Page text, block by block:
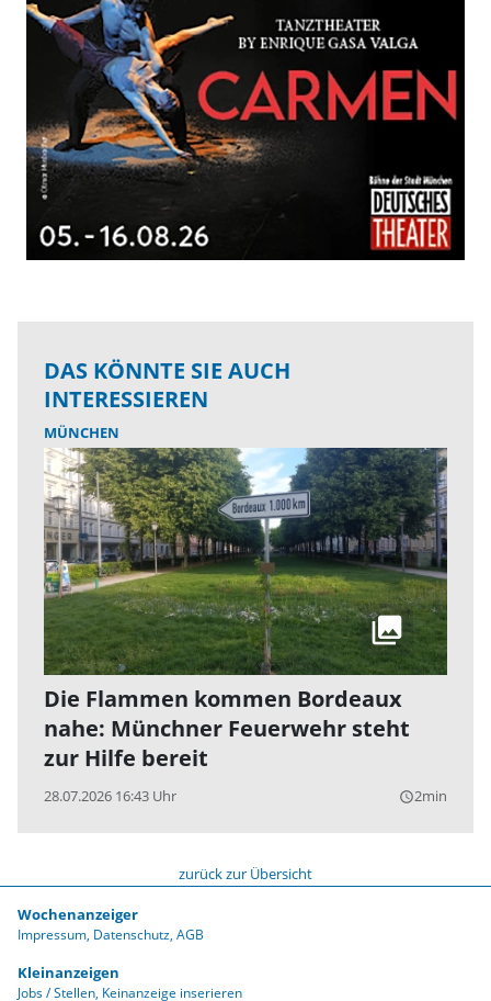
DAS KÖNNTE SIE AUCH
INTERESSIEREN
MÜNCHEN
Die Flammen kommen Bordeaux
nahe: Münchner Feuerwehr steht
zur Hilfe bereit
28.07.2026 16:43 Uhr query_builder2min
zurück zur Übersicht
Wochenanzeiger
Impressum Datenschutz AGB
Kleinanzeigen
Jobs / Stellen Keinanzeige inserieren